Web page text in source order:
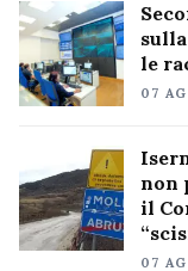
le
07
non
il
07